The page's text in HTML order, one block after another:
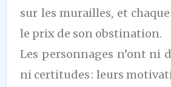
sur les murailles, et
le prix de son obstination.
Les personnages n’ont ni
ni certitudes : leurs